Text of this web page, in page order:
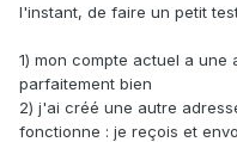
l'instant, de faire un petit
1) mon compte actuel a une
parfaitement bien
2) j'ai créé une autre
fonctionne : je reçois et